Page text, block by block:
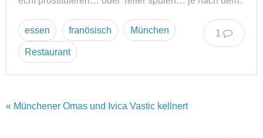
1
essen franösisch München
Restaurant
« Münchener Omas und Ivica Vastic kellnert